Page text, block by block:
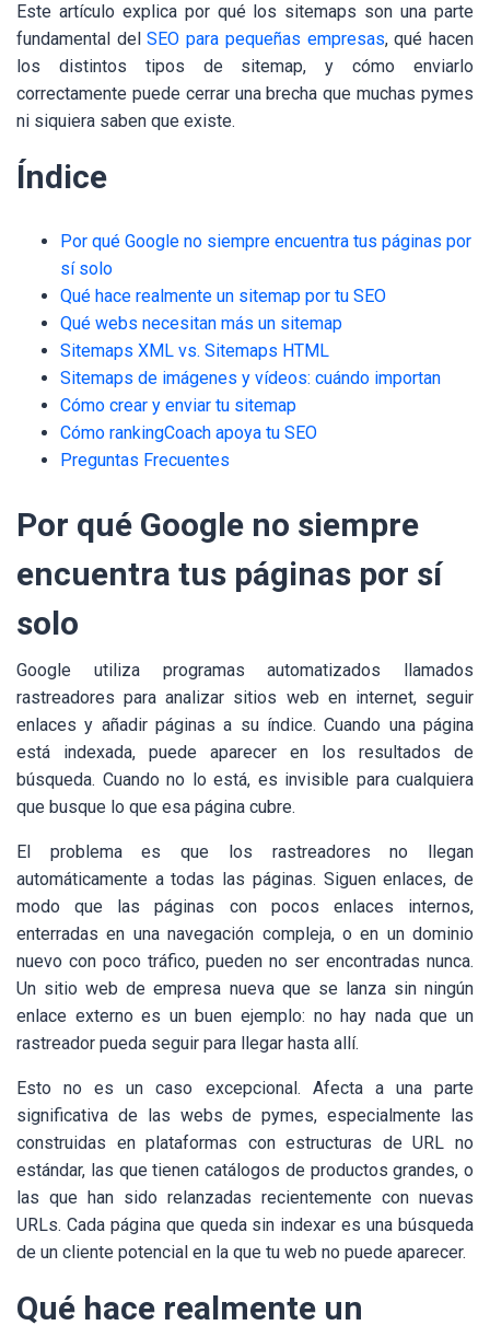
Este artículo explica por qué los sitemaps son una parte
fundamental delSEO para pequeñas empresas, qué hacen
los distintos tipos de sitemap, y cómo enviarlo
correctamente puede cerrar una brecha que muchas pymes
ni siquiera saben que existe.
Índice
Por qué Google no siempre encuentra tus páginas por
sí solo
Qué hace realmente un sitemap por tu SEO
Qué webs necesitan más un sitemap
Sitemaps XML vs. Sitemaps HTML
Sitemaps de imágenes y vídeos: cuándo importan
Cómo crear y enviar tu sitemap
Cómo rankingCoach apoya tu SEO
Preguntas Frecuentes
Por qué Google no siempre
encuentra tus páginas por sí
solo
Google utiliza programas automatizados llamados
rastreadores para analizar sitios web en internet, seguir
enlaces y añadir páginas a su índice. Cuando una página
está indexada, puede aparecer en los resultados de
búsqueda. Cuando no lo está, es invisible para cualquiera
que busque lo que esa página cubre.
El problema es que los rastreadores no llegan
automáticamente a todas las páginas. Siguen enlaces, de
modo que las páginas con pocos enlaces internos,
enterradas en una navegación compleja, o en un dominio
nuevo con poco tráfico, pueden no ser encontradas nunca.
Un sitio web de empresa nueva que se lanza sin ningún
enlace externo es un buen ejemplo: no hay nada que un
rastreador pueda seguir para llegar hasta allí.
Esto no es un caso excepcional. Afecta a una parte
significativa de las webs de pymes, especialmente las
construidas en plataformas con estructuras de URL no
estándar, las que tienen catálogos de productos grandes, o
las que han sido relanzadas recientemente con nuevas
URLs. Cada página que queda sin indexar es una búsqueda
de un cliente potencial en la que tu web no puede aparecer.
Qué hace realmente un